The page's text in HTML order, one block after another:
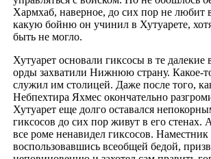
Хармхаб, наверное, до сих пор не любит
какую бойню он учинил в Хутуарете,
быть не могло.
Хутуарет основали гиксосы в те далекие
орды захватили Нижнюю страну. Какое-
служил им столицей. Даже после того,
Небпехтира Яхмес окончательно
Хутуарет еще долго оставался
гиксосов до сих пор живут в его стенах.
все роме ненавидел гиксосов. Наместник
воспользовавшись всеобщей бедой,